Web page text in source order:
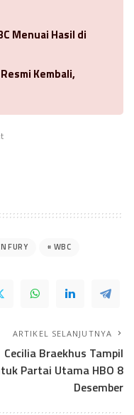
Menuai Hasil di
Kembali,
FURY WBC
ARTIKEL SELANJUTNYA
Cecilia Braekhus Tampil
Partai Utama HBO 8
Desember